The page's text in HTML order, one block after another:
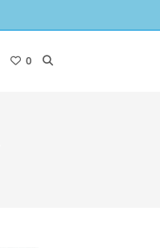
0 ALTERNAR